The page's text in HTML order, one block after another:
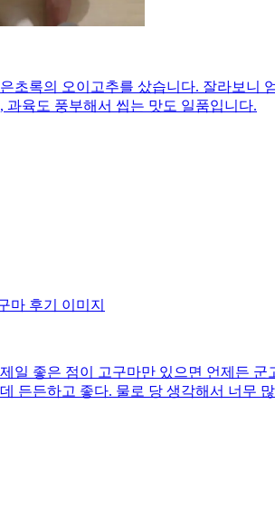
초록의 오이고추를 샀습니다. 잘라보니
과육도 풍부해서 씹는 맛도 일품입니다.
일 좋은 점이 고구마만 있으면 언제든
든든하고 좋다. 물로 당 생각해서 너무